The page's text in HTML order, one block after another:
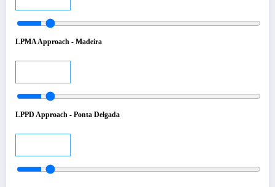
LPMA Approach - Madeira
LPPD Approach - Ponta Delgada